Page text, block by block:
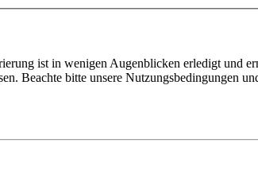
ist in wenigen Augenblicken erledigt und
Beachte bitte unsere Nutzungsbedingungen